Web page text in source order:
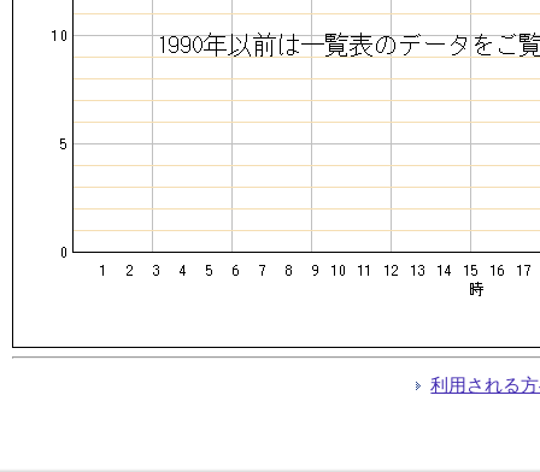
利用される